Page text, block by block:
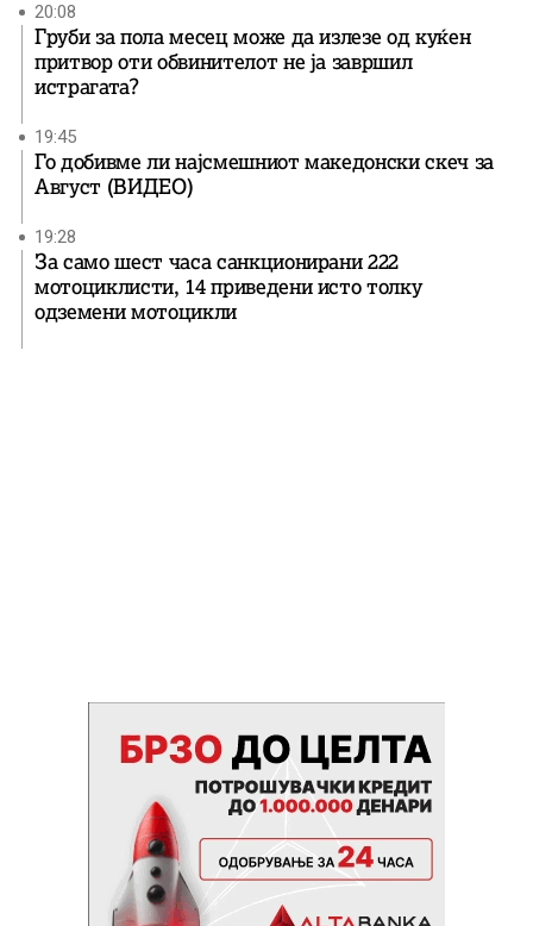
20:08
Груби за пола месец може да излезе од куќен
притвор оти обвинителот не ја завршил
истрагата?
19:45
Го добивме ли најсмешниот македонски скеч за
Август (ВИДЕО)
19:28
За само шест часа санкционирани 222
мотоциклисти, 14 приведени исто толку
одземени мотоцикли